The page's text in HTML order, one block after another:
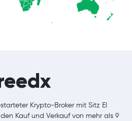
Krypto-Broker mit Sitz El
Kauf und Verkauf von mehr als 9